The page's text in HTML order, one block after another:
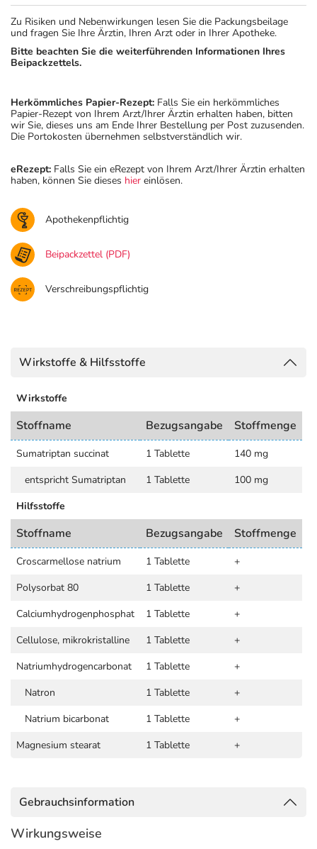
Zu Risiken und Nebenwirkungen lesen Sie die Packungsbeilage
und fragen Sie Ihre Ärztin, Ihren Arzt oder in Ihrer Apotheke.
Bitte beachten Sie die weiterführenden Informationen Ihres
Beipackzettels.
Herkömmliches Papier-Rezept: Falls Sie ein herkömmliches
Papier-Rezept von Ihrem Arzt/Ihrer Ärztin erhalten haben, bitten
wir Sie, dieses uns am Ende Ihrer Bestellung per Post zuzusenden.
Die Portokosten übernehmen selbstverständlich wir.
eRezept: Falls Sie ein eRezept von Ihrem Arzt/Ihrer Ärztin erhalten
haben, können Sie dieses hier einlösen.
Apothekenpflichtig
Beipackzettel (PDF)
Verschreibungspflichtig
Wirkstoffe & Hilfsstoffe
Wirkstoffe
Stoffname Bezugsangabe Stoffmenge
Sumatriptan succinat 1 Tablette
140 mg
entspricht Sumatriptan
1 Tablette
100 mg
Hilfsstoffe
Stoffname Bezugsangabe Stoffmenge
Croscarmellose natrium 1 Tablette
+
Polysorbat 80
1 Tablette
+
Calciumhydrogenphosphat
1 Tablette
+
Cellulose, mikrokristalline
1 Tablette
+
Natriumhydrogencarbonat
1 Tablette
+
Natron
1 Tablette
+
Natrium bicarbonat
1 Tablette
+
Magnesium stearat
1 Tablette +
Gebrauchsinformation
Wirkungsweise